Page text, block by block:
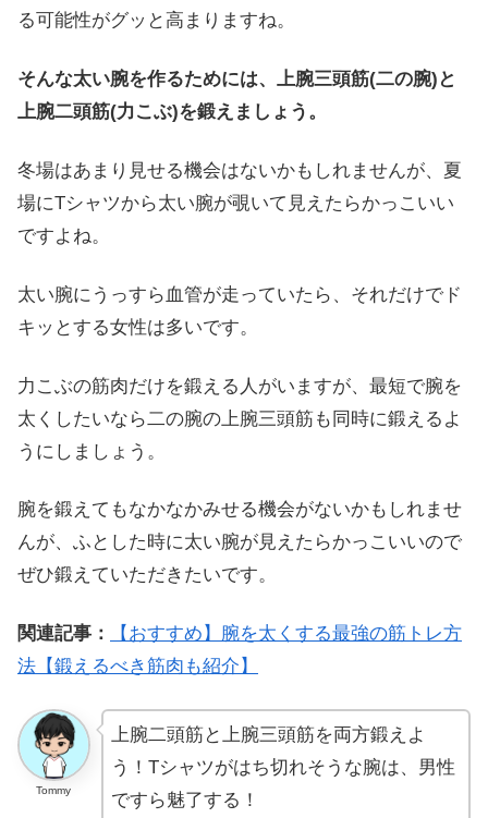
る可能性がグッと高まりますね。
そんな太い腕を作るためには、上腕三頭筋(二の腕)と
上腕二頭筋(力こぶ)を鍛えましょう。
冬場はあまり見せる機会はないかもしれませんが、夏
場にTシャツから太い腕が覗いて見えたらかっこいい
ですよね。
太い腕にうっすら血管が走っていたら、それだけでド
キッとする女性は多いです。
力こぶの筋肉だけを鍛える人がいますが、最短で腕を
太くしたいなら二の腕の上腕三頭筋も同時に鍛えるよ
うにしましょう。
腕を鍛えてもなかなかみせる機会がないかもしれませ
んが、ふとした時に太い腕が見えたらかっこいいので
ぜひ鍛えていただきたいです。
関連記事：
【おすすめ】腕を太くする最強の筋トレ方
法【鍛えるべき筋肉も紹介】
Tommy
上腕二頭筋と上腕三頭筋を両方鍛えよ
う！Tシャツがはち切れそうな腕は、男性
ですら魅了する！